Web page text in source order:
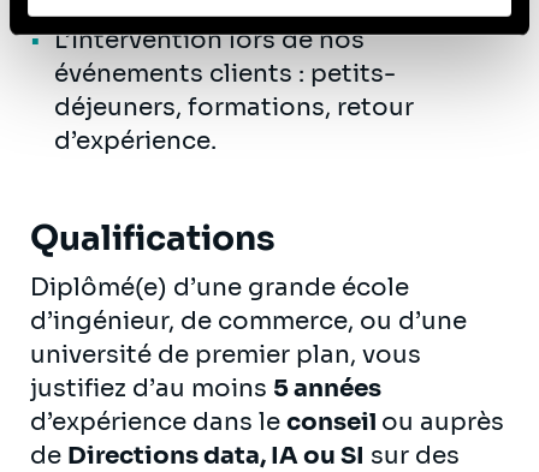
propositions commerciales.
L’Intervention lors de nos
événements clients : petits-
déjeuners, formations, retour
d’expérience.
Qualifications
Diplômé(e) d’une grande école
d’ingénieur, de commerce, ou d’une
université de premier plan, vous
justifiez d’au moins 5 années
d’expérience dans le conseil ou auprès
de Directions data, IA ou SI sur des